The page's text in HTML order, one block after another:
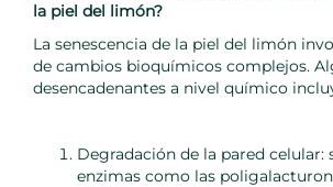
la piel del limón?
La senescencia de la piel del limón
de cambios bioquímicos complejos.
desencadenantes a nivel químico
Degradación de la pared celular:
enzimas como las